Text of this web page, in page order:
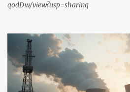
qodDw/view?usp=sharing